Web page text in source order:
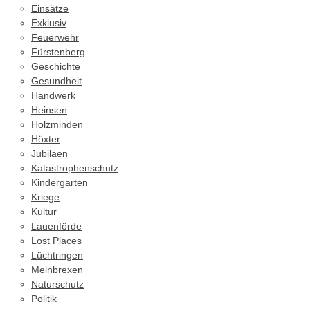
Einsätze
Exklusiv
Feuerwehr
Fürstenberg
Geschichte
Gesundheit
Handwerk
Heinsen
Holzminden
Höxter
Jubiläen
Katastrophenschutz
Kindergarten
Kriege
Kultur
Lauenförde
Lost Places
Lüchtringen
Meinbrexen
Naturschutz
Politik